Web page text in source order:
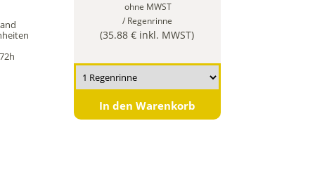
ohne MWST
/ Regenrinne
(35.88 € inkl. MWST)
In den Warenkorb